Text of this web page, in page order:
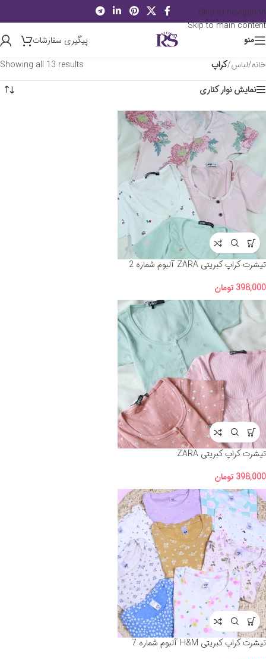
Skip to navigation
Skip to main content
منو
پیگیری سفارشات
خانه/لباس/کراپ
Showing all 13 results
نمایش نوار کناری
تیشرت کراپ کبریتی ZARA آلبوم شماره 2
398,000 تومان
تیشرت کراپ کبریتی ZARA
398,000 تومان
تیشرت کراپ کبریتی H&M آلبوم شماره 7